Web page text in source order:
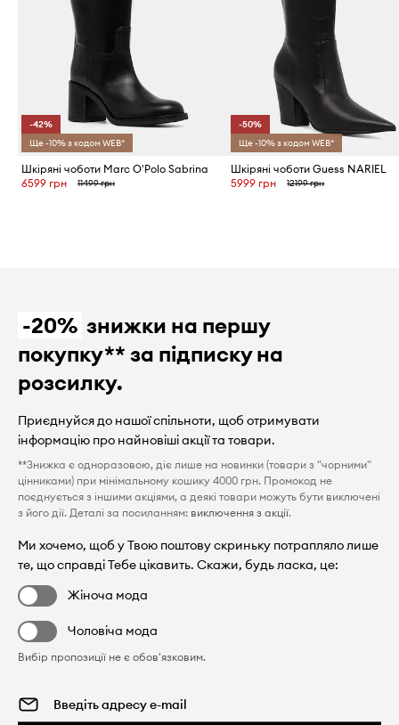
-42%
Ще -10% з кодом WEB*
Шкіряні чоботи Marc O'Polo Sabrina
6599 грн
11499 грн
-50%
Ще -10% з кодом WEB*
Шкіряні чоботи Guess NARIEL
5999 грн
12199 грн
-20% знижки на першу
покупку** за підписку на
розсилку.
Приєднуйся до нашої спільноти, щоб отримувати
інформацію про найновіші акції та товари.
**Знижка є одноразовою, діє лише на новинки (товари з "чорними"
цінниками) при мінімальному кошику 4000 грн. Промокод не
поєднується з іншими акціями, а деякі товари можуть бути виключені
з його дії. Деталі за посиланням: виключення з акції.
Ми хочемо, щоб у Твою поштову скриньку потрапляло лише
те, що справді Тебе цікавить. Скажи, будь ласка, це:
Жіноча мода
Чоловіча мода
Вибір пропозиції не є обов'язковим.